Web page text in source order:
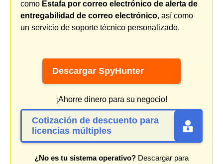
como Estafa por correo electrónico de alerta de
entregabilidad de correo electrónico, así como
un servicio de soporte técnico personalizado.
Descargar SpyHunter
¡Ahorre dinero para su negocio!
Cotización de descuento para
licencias múltiples
¿No es tu sistema operativo? Descargar para